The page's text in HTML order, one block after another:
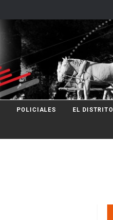
POLICIALES EL DISTRITO